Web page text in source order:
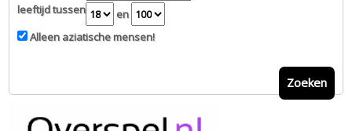
leeftijd tussen
en
Alleen aziatische mensen!
Zoeken